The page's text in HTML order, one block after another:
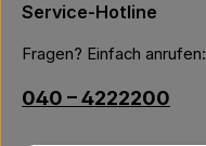
Service-Hotline
Fragen? Einfach anrufen:
040 – 4222200